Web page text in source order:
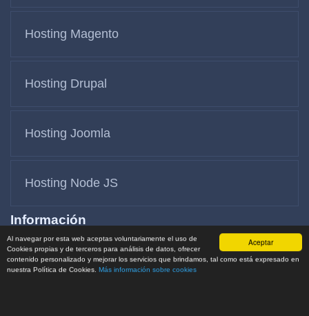
Aceptar
Al navegar por esta web aceptas voluntariamente el uso de
Cookies propias y de terceros para análisis de datos, ofrecer
contenido personalizado y mejorar los servicios que brindamos, tal como está expresado en
nuestra Política de Cookies. Más información sobre cookies
Hosting Magento
Hosting Drupal
Hosting Joomla
Hosting Node JS
Información
Contáctanos